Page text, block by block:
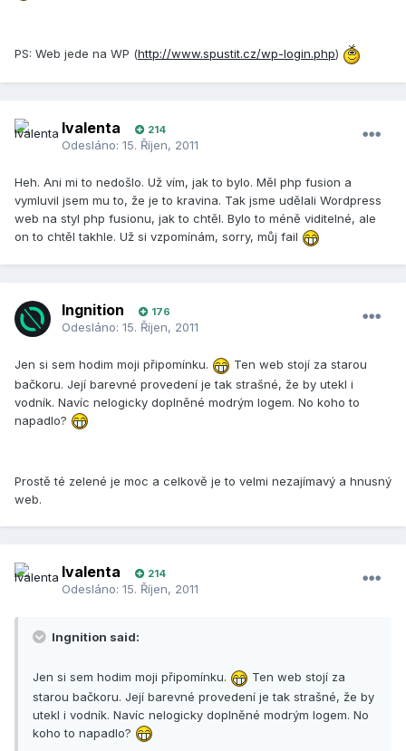
PS: Web jede na WP (http://www.spustit.cz/wp-login.php)
lvalenta 214
Odesláno: 15. Říjen, 2011
Heh. Ani mi to nedošlo. Už vím, jak to bylo. Měl php fusion a
vymluvil jsem mu to, že je to kravina. Tak jsme udělali Wordpress
web na styl php fusionu, jak to chtěl. Bylo to méně viditelné, ale
on to chtěl takhle. Už si vzpomínám, sorry, můj fail
Ingnition 176
Odesláno: 15. Říjen, 2011
Jen si sem hodim moji připomínku.
Ten web stojí za starou
bačkoru. Její barevné provedení je tak strašné, že by utekl i
vodník. Navíc nelogicky doplněné modrým logem. No koho to
napadlo?
Prostě té zelené je moc a celkově je to velmi nezajímavý a hnusný
web.
lvalenta 214
Odesláno: 15. Říjen, 2011
Ingnition said:
Jen si sem hodim moji připomínku.
Ten web stojí za
starou bačkoru. Její barevné provedení je tak strašné, že by
utekl i vodník. Navíc nelogicky doplněné modrým logem. No
koho to napadlo?